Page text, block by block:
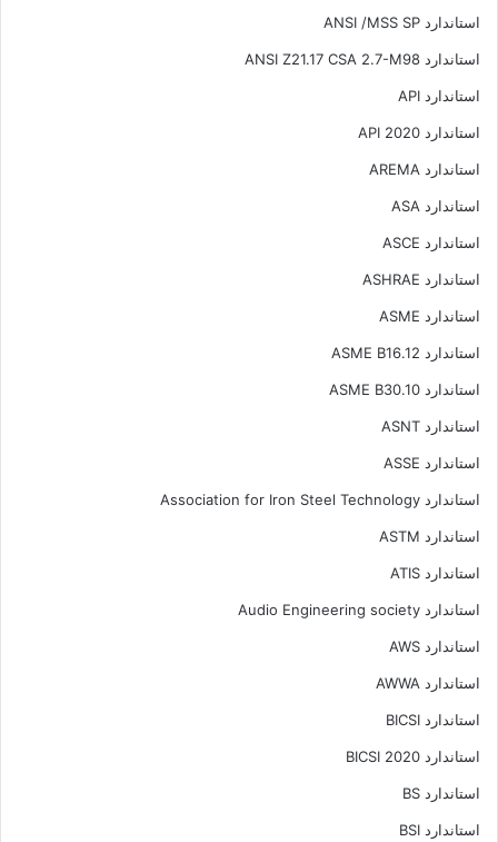
استاندارد ANSI /MSS SP
استاندارد ANSI Z21.17 CSA 2.7-M98
استاندارد API
استاندارد API 2020
استاندارد AREMA
استاندارد ASA
استاندارد ASCE
استاندارد ASHRAE
استاندارد ASME
استاندارد ASME B16.12
استاندارد ASME B30.10
استاندارد ASNT
استاندارد ASSE
استاندارد Association for Iron Steel Technology
استاندارد ASTM
استاندارد ATIS
استاندارد Audio Engineering society
استاندارد AWS
استاندارد AWWA
استاندارد BICSI
استاندارد BICSI 2020
استاندارد BS
استاندارد BSI